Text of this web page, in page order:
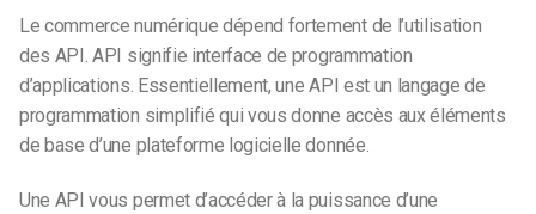
Le commerce numérique dépend fortement de l’utilisation
des API. API signifie interface de programmation
d’applications. Essentiellement, une API est un langage de
programmation simplifié qui vous donne accès aux éléments
de base d’une plateforme logicielle donnée.
Une API vous permet d’accéder à la puissance d’une